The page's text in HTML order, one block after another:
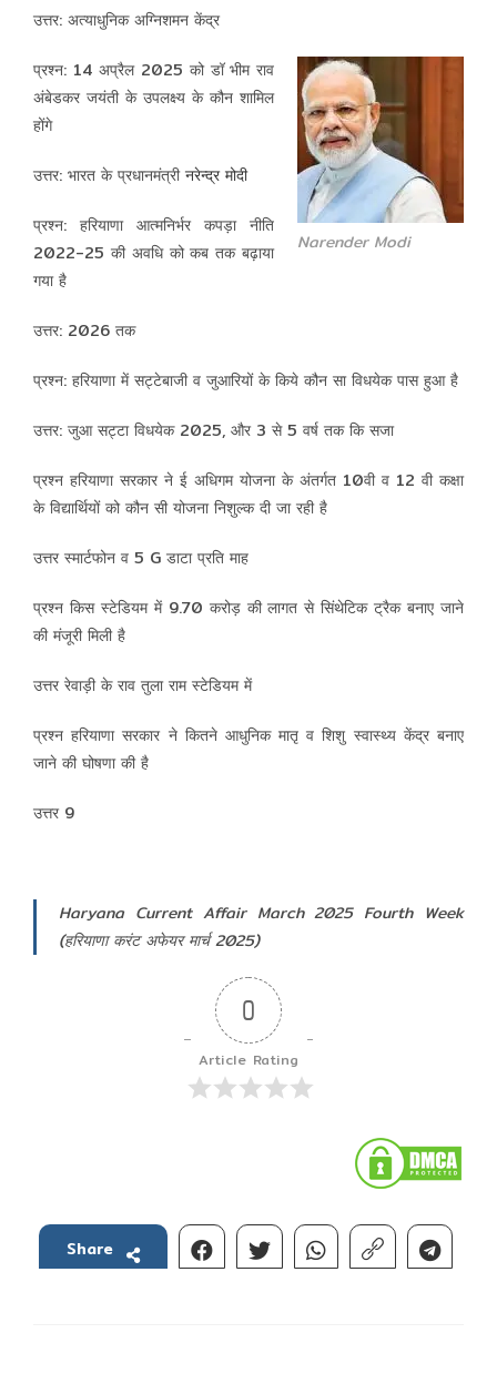
उत्तर: अत्याधुनिक अग्निशमन केंद्र
Narender Modi
प्रश्न: 14 अप्रैल 2025 को डॉ भीम राव
अंबेडकर जयंती के उपलक्ष्य के कौन शामिल
होंगे
उत्तर: भारत के प्रधानमंत्रीनरेन्द्र मोदी
प्रश्न: हरियाणा आत्मनिर्भर कपड़ा नीति
2022-25 की अवधि को कब तक बढ़ाया
गया है
उत्तर: 2026 तक
प्रश्न: हरियाणा में सट्टेबाजी व जुआरियों के किये कौन सा विधयेक पास हुआ है
उत्तर: जुआ सट्टा विधयेक 2025, और 3 से 5 वर्ष तक कि सजा
प्रश्न हरियाणा सरकार ने ई अधिगम योजना के अंतर्गत 10वी व 12 वी कक्षा
के विद्यार्थियों को कौन सी योजना निशुल्क दी जा रही है
उत्तर स्मार्टफोन व 5 G डाटा प्रति माह
प्रश्न किस स्टेडियम में 9.70 करोड़ की लागत से सिंथेटिक ट्रैक बनाए जाने
की मंजूरी मिली है
उत्तर रेवाड़ी के राव तुला राम स्टेडियम में
प्रश्न हरियाणा सरकार ने कितने आधुनिक मातृ व शिशु स्वास्थ्य केंद्र बनाए
जाने की घोषणा की है
उत्तर 9
Haryana Current Affair March 2025 Fourth Week
(हरियाणा करंट अफेयर मार्च 2025)
0
Article Rating
Share